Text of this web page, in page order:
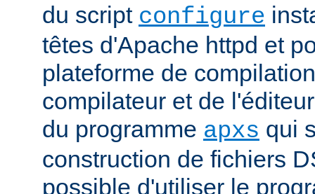
du script configure
têtes d'Apache httpd et
plateforme de
compilateur et de
du programme apxs qui
construction de fichiers
possible d'utiliser le